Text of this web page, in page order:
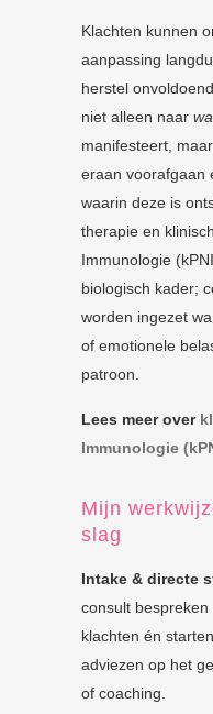
Klachten kunnen
aanpassing
herstel
niet alleen naar
manifesteert,
eraan voorafgaan
waarin deze is
therapie en
Immunologie
biologisch kader;
worden ingezet
of emotionele
patroon.
Lees meer over
Immunologie
Mijn
slag
Intake & directe
consult
klachten én
adviezen op het
of coaching.